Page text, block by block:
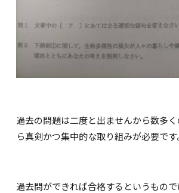
過去の問題は二度と出ませんから数多
ら真剣かつ集中的な取り組みが必要です
過去問ができれば合格するというもの